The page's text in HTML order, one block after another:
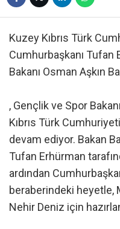
Kuzey Kıbrıs Türk
Cumhurbaşkanı Tufan
Bakanı Osman Aşkın
, Gençlik ve Spor
Kıbrıs Türk
devam ediyor. Bakan
Tufan Erhürman
ardından
beraberindeki heyetle,
Nehir Deniz için